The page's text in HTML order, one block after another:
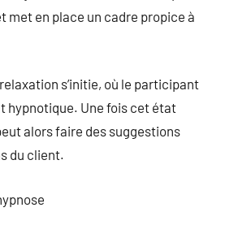
met en place un cadre propice à
s’initie, où le participant
hypnotique. Une fois cet état
alors faire des suggestions
du client.